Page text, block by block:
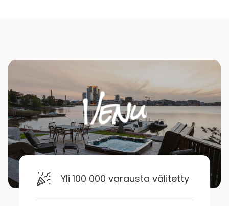
Yli 100 000 varausta välitetty